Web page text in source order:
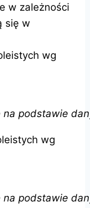
w zależności
się w
wg
na podstawie
wg
na podstawie